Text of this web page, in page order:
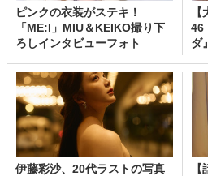
ピンクの衣装がステキ！
「ME:I」MIU＆KEIKO撮り下
ろしインタビューフォト
46
ダ
伊藤彩沙、20代ラストの写真